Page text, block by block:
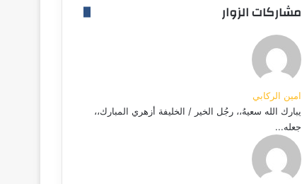
مشاركات الزوار
امين الركابي
يبارك الله سعيهُ،، رجُل الخير / الخليفة أزهري المبارك،،
جعله...